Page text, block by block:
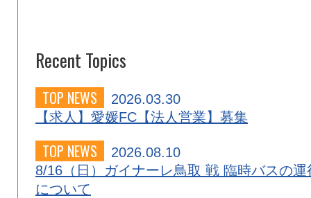
Recent Topics
TOP NEWS
2026.03.30
【求人】愛媛FC【法人営業】募集
TOP NEWS
2026.08.10
8/16（日）ガイナーレ鳥取 戦 臨時バスの運
について